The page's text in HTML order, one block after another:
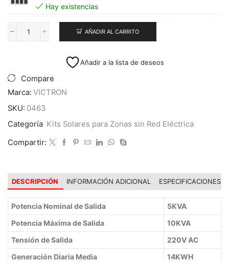
Hay existencias
Kit
5KVA
x
Día
AÑADIR AL CARRITO
Añadir a la lista de deseos
Compare
Marca: VICTRON
SKU: 0463
Categoría Kits Solares para Zonas sin Red Eléctrica
Compartir:
DESCRIPCIÓN INFORMACIÓN ADICIONAL ESPECIFICACIONES
Potencia Nominal de Salida
5KVA
Potencia Máxima de Salida
10KVA
Tensión de Salida
220V AC
Generación Diaria Media
14KWH